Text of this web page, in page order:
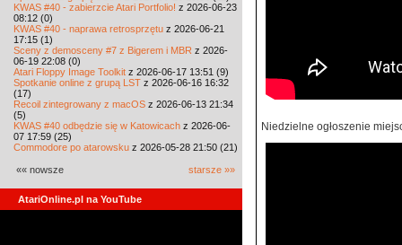
KWAS #40 - zabierzcie Atari Portfolio! z 2026-06-23
08:12 (0)
KWAS #40 - naprawa retrosprzętu z 2026-06-21
17:15 (1)
Sceny z demosceny #7 z Bigerem i MBR z 2026-
06-19 22:08 (0)
Atari Floppy Image Toolkit z 2026-06-17 13:51 (9)
Spotkanie online z grupą LST z 2026-06-16 16:32
(17)
Recoil zintegrowany z macOS z 2026-06-13 21:34
(5)
KWAS #40 odbędzie się w Katowicach z 2026-06-
07 17:59 (25)
Commodore po atarowsku z 2026-05-28 21:50 (21)
«« nowsze starsze »»
AtariOnline.pl na YouTube
Niedzielne ogłoszenie